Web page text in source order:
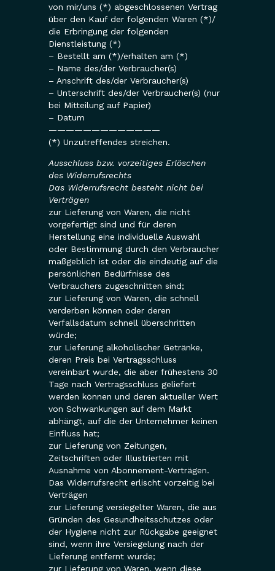
von mir/uns (*) abgeschlossenen Vertrag
über den Kauf der folgenden Waren (*)/
die Erbringung der folgenden
Dienstleistung (*)
– Bestellt am (*)/erhalten am (*)
– Name des/der Verbraucher(s)
– Anschrift des/der Verbraucher(s)
– Unterschrift des/der Verbraucher(s) (nur
bei Mitteilung auf Papier)
– Datum
—————————————
(*) Unzutreffendes streichen.
Ausschluss bzw. vorzeitiges Erlöschen
des Widerrufsrechts
Das Widerrufsrecht besteht nicht bei
Verträgen
zur Lieferung von Waren, die nicht
vorgefertigt sind und für deren
Herstellung eine individuelle Auswahl
oder Bestimmung durch den Verbraucher
maßgeblich ist oder die eindeutig auf die
persönlichen Bedürfnisse des
Verbrauchers zugeschnitten sind;
zur Lieferung von Waren, die schnell
verderben können oder deren
Verfallsdatum schnell überschritten
würde;
zur Lieferung alkoholischer Getränke,
deren Preis bei Vertragsschluss
vereinbart wurde, die aber frühestens 30
Tage nach Vertragsschluss geliefert
werden können und deren aktueller Wert
von Schwankungen auf dem Markt
abhängt, auf die der Unternehmer keinen
Einfluss hat;
zur Lieferung von Zeitungen,
Zeitschriften oder Illustrierten mit
Ausnahme von Abonnement-Verträgen.
Das Widerrufsrecht erlischt vorzeitig bei
Verträgen
zur Lieferung versiegelter Waren, die aus
Gründen des Gesundheitsschutzes oder
der Hygiene nicht zur Rückgabe geeignet
sind, wenn ihre Versiegelung nach der
Lieferung entfernt wurde;
zur Lieferung von Waren, wenn diese